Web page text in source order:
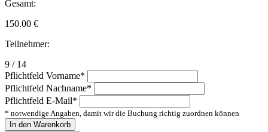
Gesamt:
150.00 €
Teilnehmer:
9 / 14
Pflichtfeld Vorname*
Pflichtfeld Nachname*
Pflichtfeld E-Mail*
* notwendige Angaben, damit wir die Buchung richtig zuordnen können